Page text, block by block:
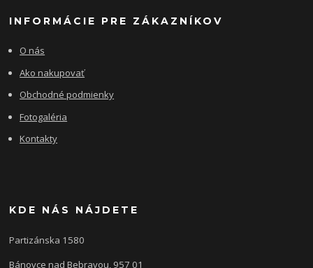
INFORMÁCIE PRE ZÁKAZNÍKOV
O nás
Ako nakupovať
Obchodné podmienky
Fotogaléria
Kontakty
KDE NÁS NÁJDETE
Partizánska 1580
Bánovce nad Bebravou, 957 01